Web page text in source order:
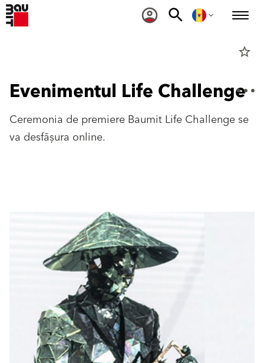
star_border
Evenimentul Life Challenge
Ceremonia de premiere Baumit Life Challenge se
va desfășura online.